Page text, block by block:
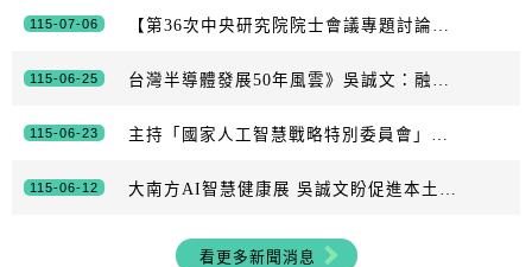
115-07-06 【第36次中央研究院院士會議專題討論】打造具全球競爭力的科研與人才新局
115-06-25 台灣半導體發展50年風雲》吳誠文：融入國際 整合尖端科技創優勢
115-06-23 主持「國家人工智慧戰略特別委員會」首次會議 卓揆：積極建構主權AI 讓臺灣成為立基於自由民主價值的「AI良善應用典範」
115-06-12 大南方AI智慧健康展 吳誠文盼促進本土供應鏈服務民眾
看更多新聞消息